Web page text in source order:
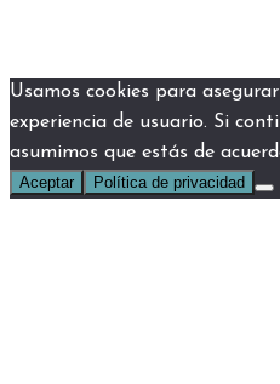
Usamos cookies para
experiencia de usuario. Si
asumimos que estás de
Aceptar Política de privacidad